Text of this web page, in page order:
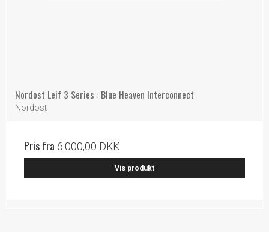
Nordost Leif 3 Series : Blue Heaven Interconnect
Nordost
Pris fra 6.000,00 DKK
Vis produkt